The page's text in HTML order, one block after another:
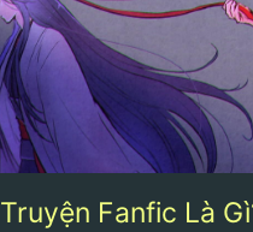
Truyện Fanfic Là